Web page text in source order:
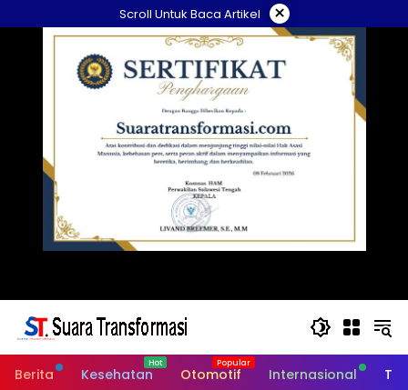
ke
Scroll Untuk Baca Artikel ×
Berita Kesehatan Otomotif Internasional